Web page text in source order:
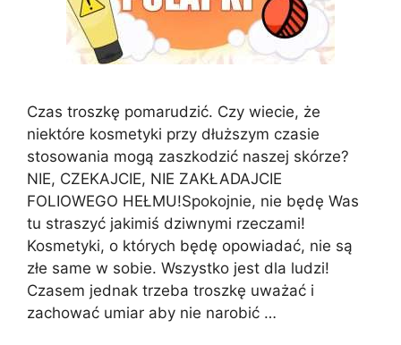
Czas troszkę pomarudzić. Czy wiecie, że
niektóre kosmetyki przy dłuższym czasie
stosowania mogą zaszkodzić naszej skórze?
NIE, CZEKAJCIE, NIE ZAKŁADAJCIE
FOLIOWEGO HEŁMU!Spokojnie, nie będę Was
tu straszyć jakimiś dziwnymi rzeczami!
Kosmetyki, o których będę opowiadać, nie są
złe same w sobie. Wszystko jest dla ludzi!
Czasem jednak trzeba troszkę uważać i
zachować umiar aby nie narobić …